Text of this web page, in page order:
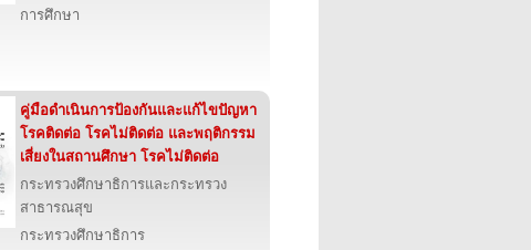
การศึกษา
คู่มือดำเนินการป้องกันและแก้ไขปัญหา
โรคติดต่อ โรคไม่ติดต่อ และพฤติกรรม
เสี่ยงในสถานศึกษา โรคไม่ติดต่อ
กระทรวงศึกษาธิการและกระทรวง
สาธารณสุข
กระทรวงศึกษาธิการ